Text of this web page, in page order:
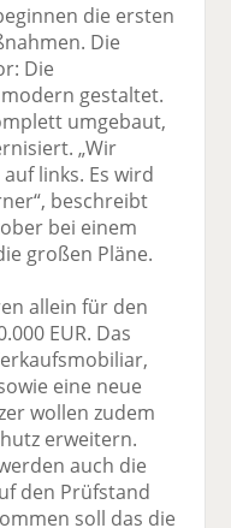
die ersten
Die
Die
gestaltet.
umgebaut,
„Wir
links. Es wird
beschreibt
bei einem
großen Pläne.
allein für den
EUR. Das
eine neue
wollen zudem
erweitern.
auch die
den Prüfstand
soll das die